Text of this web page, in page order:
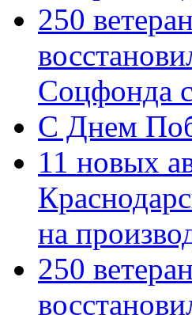
250
Соцфонда
С Днем
11 новых
на
250